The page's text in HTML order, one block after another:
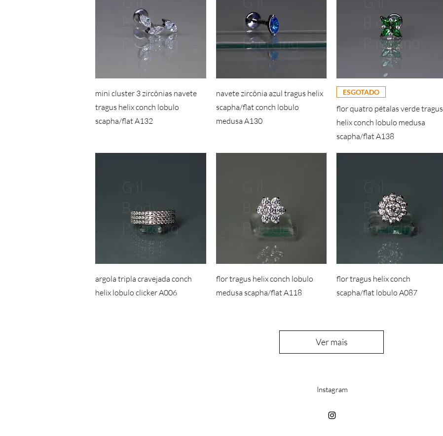
mini cluster 3 zircônias navete
tragus helix conch lobulo
scapha/flat A132
navete zircônia azul tragus helix
scapha/flat conch lobulo
medusa A130
ESGOTADO
flor quatro pétalas verde tragus
helix conch lobulo medusa
scapha/flat A138
argola tripla cravejada conch
helix lobulo clicker A006
flor tragus helix conch lobulo
medusa scapha/flat A118
flor tragus helix conch
scapha/flat lobulo A087
Ver mais
Instagram